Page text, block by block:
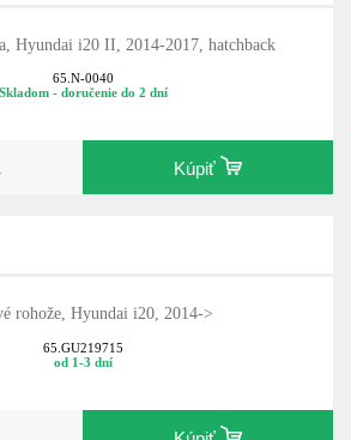
Hyundai i20 II, 2014-2017, hatchback
65.N-0040
Skladom - doručenie do 2 dní
Kúpiť
rohože, Hyundai i20, 2014->
65.GU219715
od 1-3 dní